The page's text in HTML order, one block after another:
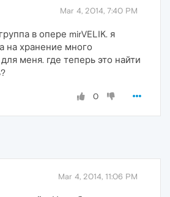
Mar 4, 2014, 7:40 PM
в опере mirVELIK. я
на хранение много
меня. где теперь это найти
0
Mar 4, 2014, 11:06 PM